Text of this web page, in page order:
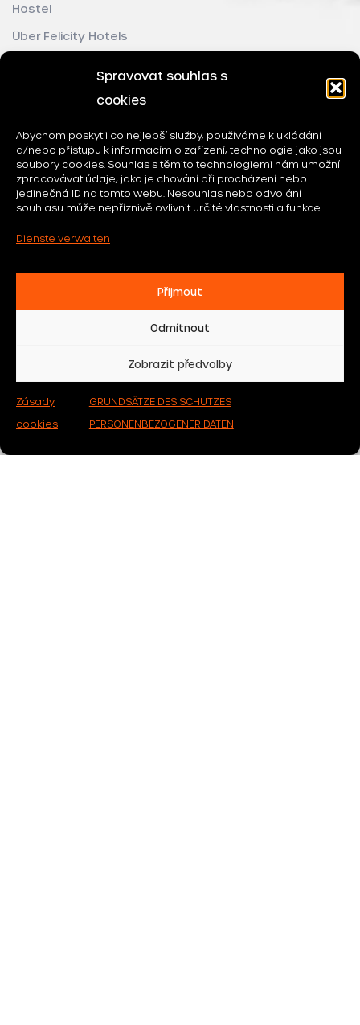
Spravovat souhlas s
cookies
Abychom poskytli co nejlepší služby, používáme k ukládání
a/nebo přístupu k informacím o zařízení, technologie jako jsou
soubory cookies. Souhlas s těmito technologiemi nám umožní
zpracovávat údaje, jako je chování při procházení nebo
jedinečná ID na tomto webu. Nesouhlas nebo odvolání
souhlasu může nepříznivě ovlivnit určité vlastnosti a funkce.
Dienste verwalten
Přijmout
Odmítnout
Zobrazit předvolby
Zásady
cookies
GRUNDSÄTZE DES SCHUTZES
PERSONENBEZOGENER DATEN
Hostel
Über Felicity Hotels
Newsletter